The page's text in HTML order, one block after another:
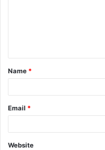
t
*
Name *
Email *
Website